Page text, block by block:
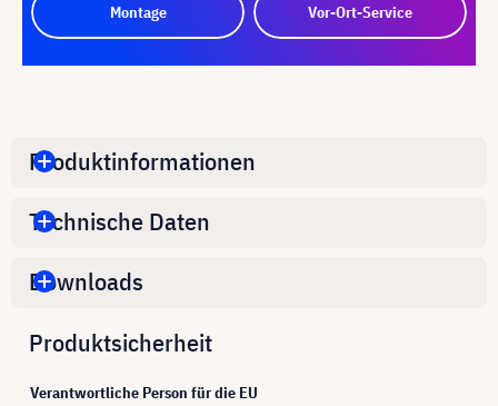
Montage Vor-Ort-Service
Produktinformationen
Technische Daten
Downloads
Produktsicherheit
Verantwortliche Person für die EU